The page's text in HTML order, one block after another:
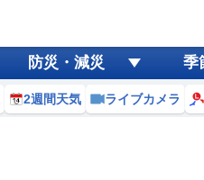
防災・減災 季
2週間天気 ライブカメラ